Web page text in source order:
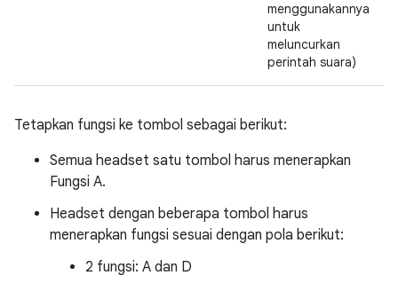
menggunakannya
untuk
meluncurkan
perintah suara)
Tetapkan fungsi ke tombol sebagai berikut:
Semua headset satu tombol harus menerapkan
Fungsi A.
Headset dengan beberapa tombol harus
menerapkan fungsi sesuai dengan pola berikut:
2 fungsi: A dan D